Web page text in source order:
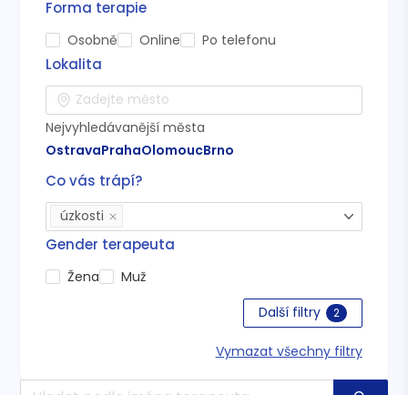
Forma terapie
Osobně Online Po telefonu
Lokalita
Nejvyhledávanější města
OstravaPrahaOlomoucBrno
Co vás trápí?
úzkosti
Gender terapeuta
Žena
Muž
Další filtry
2
Vymazat všechny filtry